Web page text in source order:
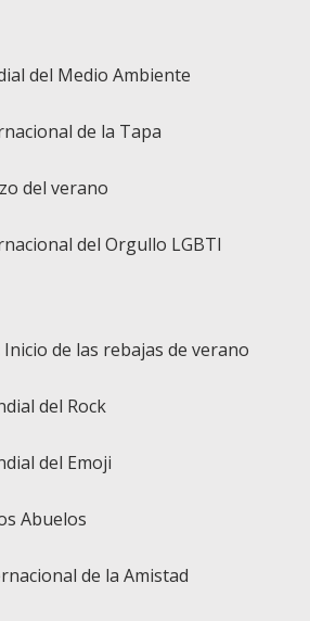
del Medio Ambiente
de la Tapa
del verano
del Orgullo LGBTI
Inicio de las rebajas de verano
del Rock
del Emoji
Abuelos
de la Amistad